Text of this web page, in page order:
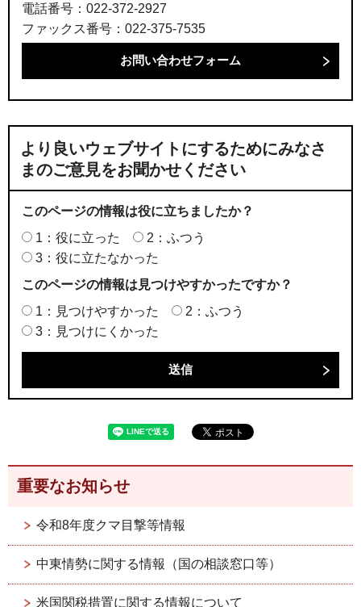
電話番号：022-372-2927
ファックス番号：022-375-7535
より良いウェブサイトにするためにみなさ
まのご意見をお聞かせください
このページの情報は役に立ちましたか？
1：役に立った
2：ふつう
3：役に立たなかった
このページの情報は見つけやすかったですか？
1：見つけやすかった
2：ふつう
3：見つけにくかった
重要なお知らせ
令和8年度クマ目撃等情報
中東情勢に関する情報（国の相談窓口等）
米国関税措置に関する情報について